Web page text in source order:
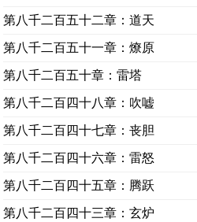
第八千二百五十二章：道天
第八千二百五十一章：燎原
第八千二百五十章：雷塔
第八千二百四十八章：吹嘘
第八千二百四十七章：丧胆
第八千二百四十六章：雷怒
第八千二百四十五章：腾跃
第八千二百四十三章：玄炉